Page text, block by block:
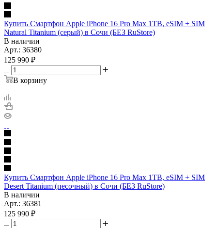
Купить Смартфон Apple iPhone 16 Pro Max 1TB, eSIM + SIM
Natural Titanium (серый) в Сочи (БЕЗ RuStore)
В наличии
Арт.: 36380
125 990 ₽
В корзину
Купить Смартфон Apple iPhone 16 Pro Max 1TB, eSIM + SIM
Desert Titanium (песочный) в Сочи (БЕЗ RuStore)
В наличии
Арт.: 36381
125 990 ₽